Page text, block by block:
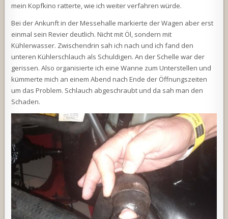
mein Kopfkino ratterte, wie ich weiter verfahren würde.
Bei der Ankunft in der Messehalle markierte der Wagen aber erst
einmal sein Revier deutlich. Nicht mit Öl, sondern mit
Kühlerwasser. Zwischendrin sah ich nach und ich fand den
unteren Kühlerschlauch als Schuldigen. An der Schelle war der
gerissen. Also organisierte ich eine Wanne zum Unterstellen und
kümmerte mich an einem Abend nach Ende der Öffnungszeiten
um das Problem. Schlauch abgeschraubt und da sah man den
Schaden.